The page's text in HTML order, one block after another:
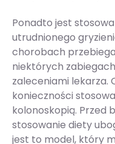
Ponadto jest
utrudnionego
chorobach
niektórych
zaleceniami lekarza.
konieczności
kolonoskopią. Przed
stosowanie diety
jest to model, który